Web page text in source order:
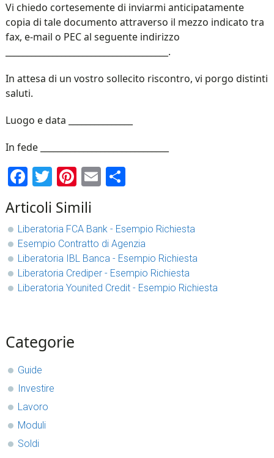
Vi chiedo cortesemente di inviarmi anticipatamente
copia di tale documento attraverso il mezzo indicato tra
fax, e-mail o PEC al seguente indirizzo
______________________________________.
In attesa di un vostro sollecito riscontro, vi porgo distinti
saluti.
Luogo e data _______________
In fede ______________________________
Facebook
Twitter
Pinterest
EmailCondividi
Articoli Simili
Liberatoria FCA Bank - Esempio Richiesta
Esempio Contratto di Agenzia
Liberatoria IBL Banca - Esempio Richiesta
Liberatoria Crediper - Esempio Richiesta
Liberatoria Younited Credit - Esempio Richiesta
sidebar
Blog
Categorie
Guide
Investire
Lavoro
Moduli
Soldi